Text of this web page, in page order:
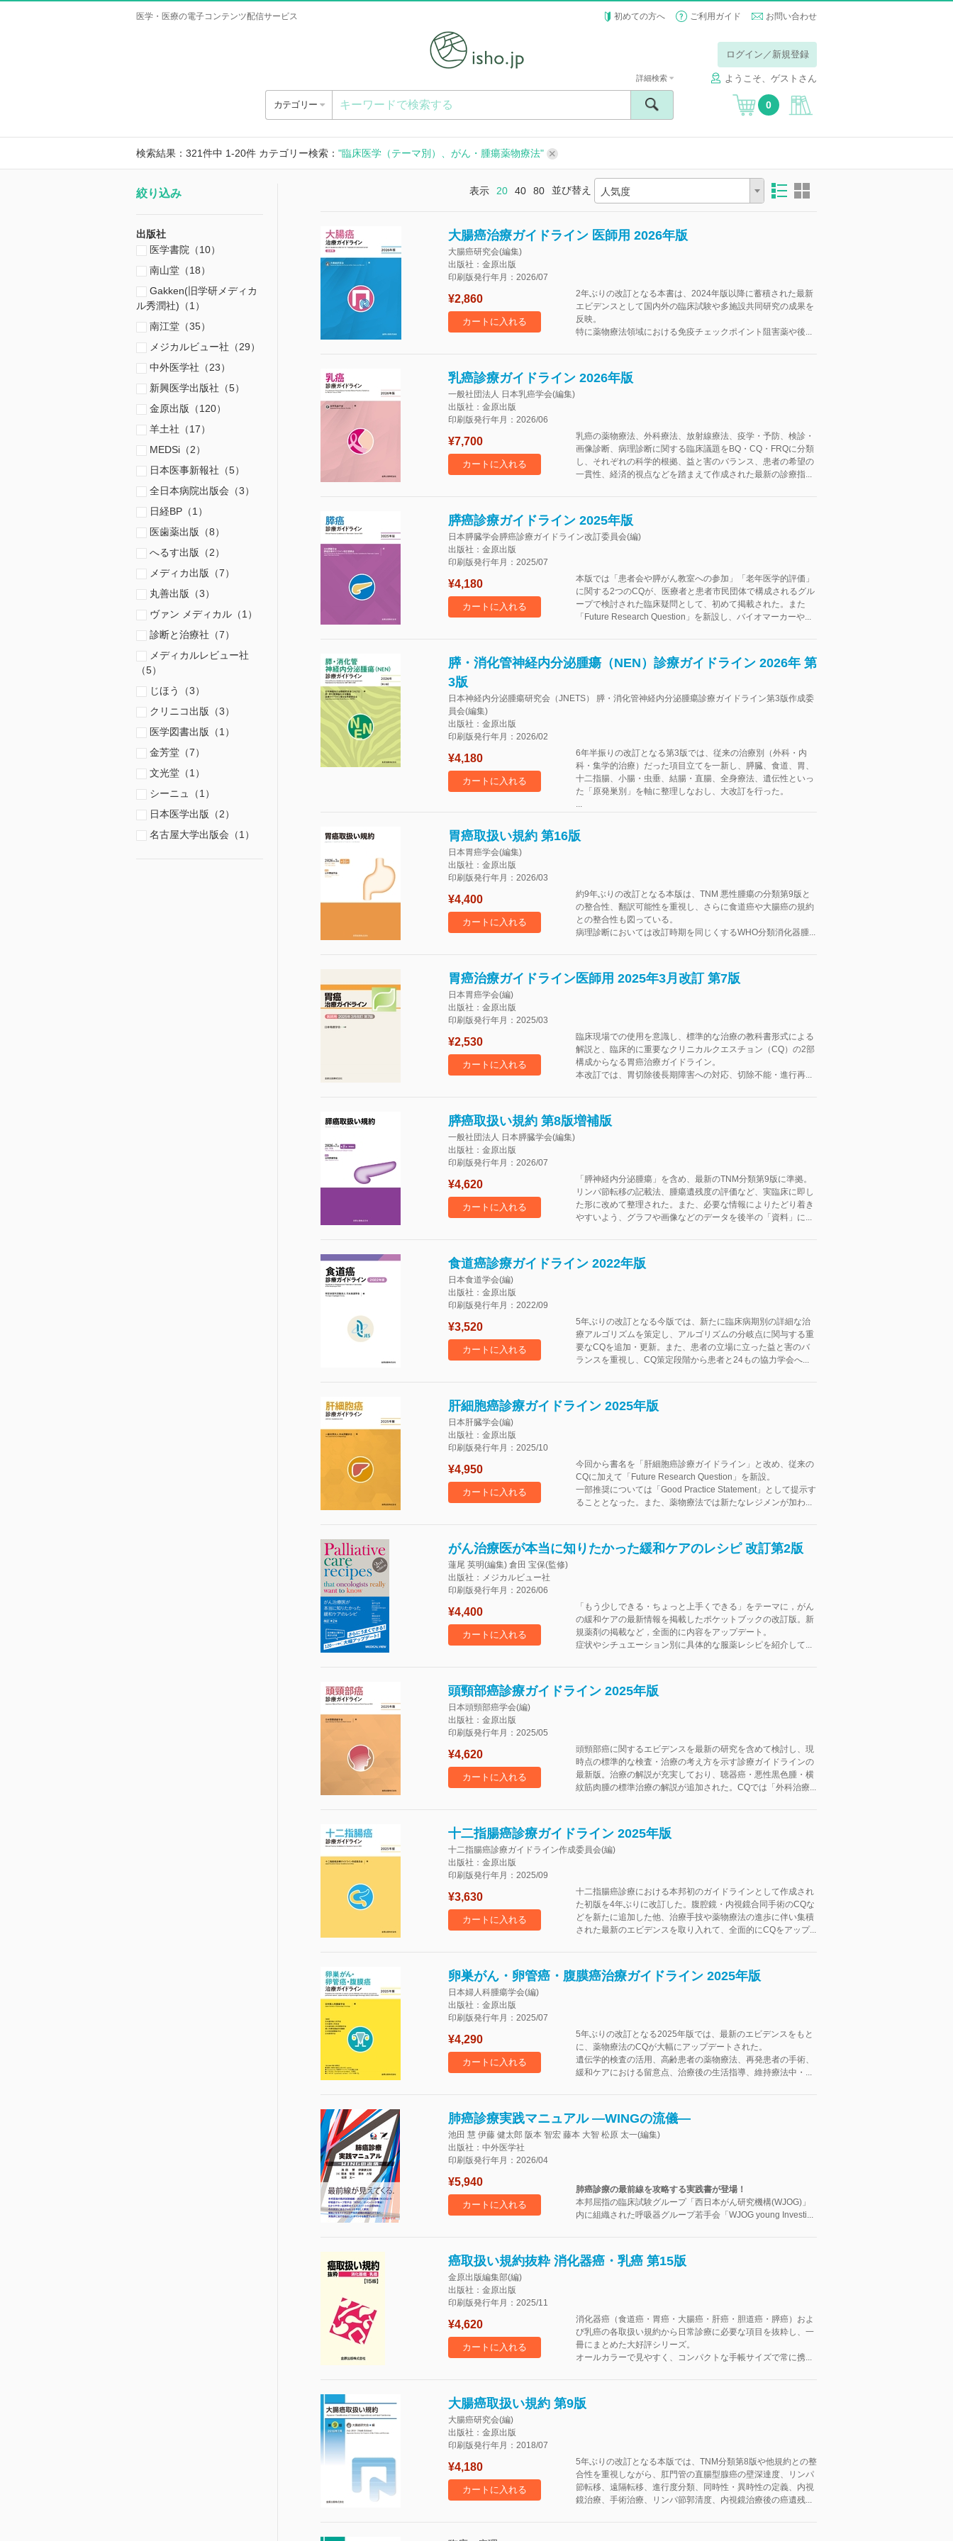
医学・医療の電子コンテンツ配信サービス 初めての方へ ご利用ガイド お問い合わせ
ログイン／新規登録
ようこそ、ゲストさん
カテゴリー
詳細検索
0
検索結果：321件中 1-20件 カテゴリー検索： "臨床医学（テーマ別）、がん・腫瘍薬物療法"
絞り込み
出版社
医学書院（10）
南山堂（18）
Gakken(旧学研メディカ
ル秀潤社)（1）
南江堂（35）
メジカルビュー社（29）
中外医学社（23）
新興医学出版社（5）
金原出版（120）
羊土社（17）
MEDSi（2）
日本医事新報社（5）
全日本病院出版会（3）
日経BP（1）
医歯薬出版（8）
へるす出版（2）
メディカ出版（7）
丸善出版（3）
ヴァン メディカル（1）
診断と治療社（7）
メディカルレビュー社
（5）
じほう（3）
クリニコ出版（3）
医学図書出版（1）
金芳堂（7）
文光堂（1）
シーニュ（1）
日本医学出版（2）
名古屋大学出版会（1）
表示 20 40 80 並び替え 人気度
大腸癌治療ガイドライン 医師用 2026年版
大腸癌研究会(編集)
出版社：金原出版
印刷版発行年月：2026/07
¥2,860
カートに入れる
2年ぶりの改訂となる本書は、2024年版以降に蓄積された最新
エビデンスとして国内外の臨床試験や多施設共同研究の成果を
反映。
特に薬物療法領域における免疫チェックポイント阻害薬や後...
乳癌診療ガイドライン 2026年版
一般社団法人 日本乳癌学会(編集)
出版社：金原出版
印刷版発行年月：2026/06
¥7,700
カートに入れる
乳癌の薬物療法、外科療法、放射線療法、疫学・予防、検診・
画像診断、病理診断に関する臨床議題をBQ・CQ・FRQに分類
し、それぞれの科学的根拠、益と害のバランス、患者の希望の
一貫性、経済的視点などを踏まえて作成された最新の診療指...
膵癌診療ガイドライン 2025年版
日本膵臓学会膵癌診療ガイドライン改訂委員会(編)
出版社：金原出版
印刷版発行年月：2025/07
¥4,180
カートに入れる
本版では「患者会や膵がん教室への参加」「老年医学的評価」
に関する2つのCQが、医療者と患者市民団体で構成されるグル
ープで検討された臨床疑問として、初めて掲載された。また
「Future Research Question」を新設し、バイオマーカーや...
膵・消化管神経内分泌腫瘍（NEN）診療ガイドライン 2026年 第
3版
日本神経内分泌腫瘍研究会（JNETS） 膵・消化管神経内分泌腫瘍診療ガイドライン第3版作成委
員会(編集)
出版社：金原出版
印刷版発行年月：2026/02
¥4,180
カートに入れる
6年半振りの改訂となる第3版では、従来の治療別（外科・内
科・集学的治療）だった項目立てを一新し、膵臓、食道、胃、
十二指腸、小腸・虫垂、結腸・直腸、全身療法、遺伝性といっ
た「原発巣別」を軸に整理しなおし、大改訂を行った。
...
胃癌取扱い規約 第16版
日本胃癌学会(編集)
出版社：金原出版
印刷版発行年月：2026/03
¥4,400
カートに入れる
約9年ぶりの改訂となる本版は、TNM 悪性腫瘍の分類第9版と
の整合性、翻訳可能性を重視し、さらに食道癌や大腸癌の規約
との整合性も図っている。
病理診断においては改訂時期を同じくするWHO分類消化器腫...
胃癌治療ガイドライン医師用 2025年3月改訂 第7版
日本胃癌学会(編)
出版社：金原出版
印刷版発行年月：2025/03
¥2,530
カートに入れる
臨床現場での使用を意識し、標準的な治療の教科書形式による
解説と、臨床的に重要なクリニカルクエスチョン（CQ）の2部
構成からなる胃癌治療ガイドライン。
本改訂では、胃切除後長期障害への対応、切除不能・進行再...
膵癌取扱い規約 第8版増補版
一般社団法人 日本膵臓学会(編集)
出版社：金原出版
印刷版発行年月：2026/07
¥4,620
カートに入れる
「膵神経内分泌腫瘍」を含め、最新のTNM分類第9版に準拠。
リンパ節転移の記載法、腫瘍遺残度の評価など、実臨床に即し
た形に改めて整理された。また、必要な情報によりたどり着き
やすいよう、グラフや画像などのデータを後半の「資料」に...
食道癌診療ガイドライン 2022年版
日本食道学会(編)
出版社：金原出版
印刷版発行年月：2022/09
¥3,520
カートに入れる
5年ぶりの改訂となる今版では、新たに臨床病期別の詳細な治
療アルゴリズムを策定し、アルゴリズムの分岐点に関与する重
要なCQを追加・更新。また、患者の立場に立った益と害のバ
ランスを重視し、CQ策定段階から患者と24もの協力学会へ...
肝細胞癌診療ガイドライン 2025年版
日本肝臓学会(編)
出版社：金原出版
印刷版発行年月：2025/10
¥4,950
カートに入れる
今回から書名を「肝細胞癌診療ガイドライン」と改め、従来の
CQに加えて「Future Research Question」を新設。
一部推奨については「Good Practice Statement」として提示す
ることとなった。また、薬物療法では新たなレジメンが加わ...
がん治療医が本当に知りたかった緩和ケアのレシピ 改訂第2版
蓮尾 英明(編集) 倉田 宝保(監修)
出版社：メジカルビュー社
印刷版発行年月：2026/06
¥4,400
カートに入れる
「もう少しできる・ちょっと上手くできる」をテーマに，がん
の緩和ケアの最新情報を掲載したポケットブックの改訂版。新
規薬剤の掲載など，全面的に内容をアップデート。
症状やシチュエーション別に具体的な服薬レシピを紹介して...
頭頸部癌診療ガイドライン 2025年版
日本頭頸部癌学会(編)
出版社：金原出版
印刷版発行年月：2025/05
¥4,620
カートに入れる
頭頸部癌に関するエビデンスを最新の研究を含めて検討し、現
時点の標準的な検査・治療の考え方を示す診療ガイドラインの
最新版。治療の解説が充実しており、聴器癌・悪性黒色腫・横
紋筋肉腫の標準治療の解説が追加された。CQでは「外科治療...
十二指腸癌診療ガイドライン 2025年版
十二指腸癌診療ガイドライン作成委員会(編)
出版社：金原出版
印刷版発行年月：2025/09
¥3,630
カートに入れる
十二指腸癌診療における本邦初のガイドラインとして作成され
た初版を4年ぶりに改訂した。腹腔鏡・内視鏡合同手術のCQな
どを新たに追加した他、治療手技や薬物療法の進歩に伴い集積
された最新のエビデンスを取り入れて、全面的にCQをアップ...
卵巣がん・卵管癌・腹膜癌治療ガイドライン 2025年版
日本婦人科腫瘍学会(編)
出版社：金原出版
印刷版発行年月：2025/07
¥4,290
カートに入れる
5年ぶりの改訂となる2025年版では、最新のエビデンスをもと
に、薬物療法のCQが大幅にアップデートされた。
遺伝学的検査の活用、高齢患者の薬物療法、再発患者の手術、
緩和ケアにおける留意点、治療後の生活指導、維持療法中・...
肺癌診療実践マニュアル ―WINGの流儀―
池田 慧 伊藤 健太郎 阪本 智宏 藤本 大智 松原 太一(編集)
出版社：中外医学社
印刷版発行年月：2026/04
¥5,940
カートに入れる
肺癌診療の最前線を攻略する実践書が登場！
本邦屈指の臨床試験グループ「西日本がん研究機構(WJOG)」
内に組織された呼吸器グループ若手会「WJOG young Investi...
癌取扱い規約抜粋 消化器癌・乳癌 第15版
金原出版編集部(編)
出版社：金原出版
印刷版発行年月：2025/11
¥4,620
カートに入れる
消化器癌（食道癌・胃癌・大腸癌・肝癌・胆道癌・膵癌）およ
び乳癌の各取扱い規約から日常診療に必要な項目を抜粋し、一
冊にまとめた大好評シリーズ。
オールカラーで見やすく、コンパクトな手帳サイズで常に携...
大腸癌取扱い規約 第9版
大腸癌研究会(編)
出版社：金原出版
印刷版発行年月：2018/07
¥4,180
カートに入れる
5年ぶりの改訂となる本版では、TNM分類第8版や他規約との整
合性を重視しながら、肛門管の直腸型腺癌の壁深達度、リンパ
節転移、遠隔転移、進行度分類、同時性・異時性の定義、内視
鏡治療、手術治療、リンパ節郭清度、内視鏡治療後の癌遺残...